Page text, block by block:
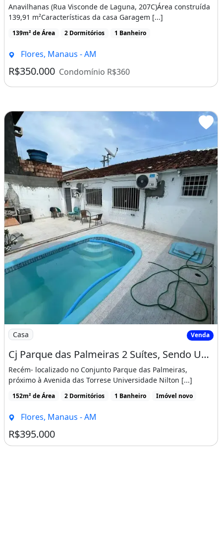
Anavilhanas (Rua Visconde de Laguna, 207C)Área construída
139,91 m²Características da casa Garagem [...]
139m² de Área 2 Dormitórios 1 Banheiro
Flores, Manaus - AM
R$350.000 Condomínio R$360
Imagem: Cj Parque das Palmeiras 2 Suítes, Sendo
Casa Venda
Cj Parque das Palmeiras 2 Suítes, Sendo Uma com Closet/ Piscina/ 03 Vagas
Recém- localizado no Conjunto Parque das Palmeiras,
próximo à Avenida das Torrese Universidade Nilton [...]
152m² de Área 2 Dormitórios 1 Banheiro Imóvel novo
Flores, Manaus - AM
R$395.000